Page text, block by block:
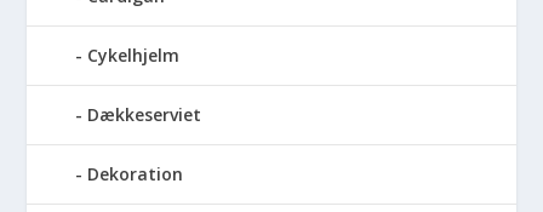
Cykelhjelm
Dækkeserviet
Dekoration